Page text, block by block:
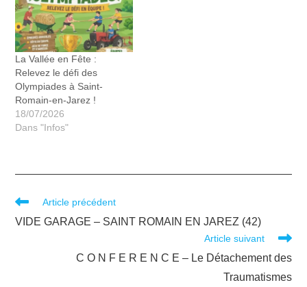
La Vallée en Fête :
Relevez le défi des
Olympiades à Saint-
Romain-en-Jarez !
18/07/2026
Dans "Infos"
Article précédent
VIDE GARAGE – SAINT ROMAIN EN JAREZ (42)
Article suivant
C O N F E R E N C E – Le Détachement des
Traumatismes